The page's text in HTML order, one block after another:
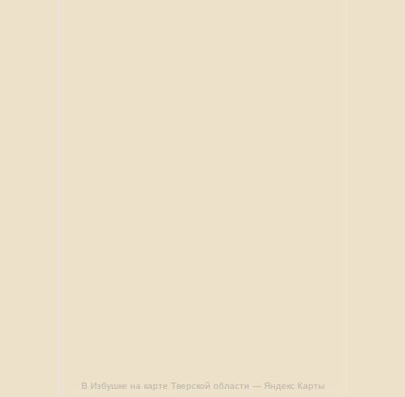
В Избушке на карте Тверской области — Яндекс Карты